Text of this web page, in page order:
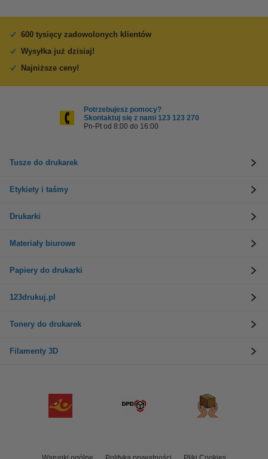
600 tysięcy zadowolonych klientów
Wysyłka już dzisiaj!
Najniższe ceny!
Potrzebujesz pomocy?
Skontaktuj się z nami 123 123 270
Pn-Pt od 8:00 do 16:00
Tusze do drukarek
Etykiety i taśmy
Drukarki
Materiały biurowe
Papiery do drukarki
123drukuj.pl
Tonery do drukarek
Filamenty 3D